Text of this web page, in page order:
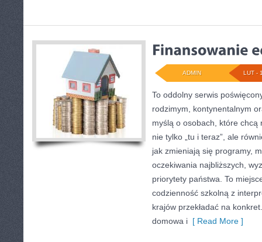
LUT -
ADMIN
To oddolny serwis
rodzimym, kontynentalnym
myślą o osobach, które chcą
nie tylko „tu i teraz”, ale
jak zmieniają się programy,
oczekiwania najbliższych,
priorytety państwa. To
codzienność szkolną z
krajów przekładać na
domowa i [ Read More ]